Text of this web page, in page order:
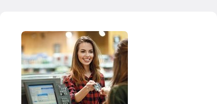
маркированные товары
маркировка товара 1С:Предприятие 8
дистанционная продажа